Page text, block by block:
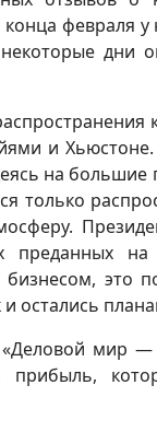
февраля у
дни
и
на
только
на
это
остались
мир
прибыль,